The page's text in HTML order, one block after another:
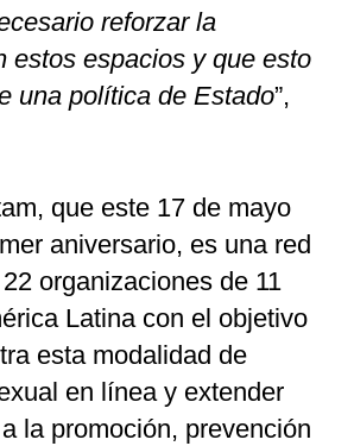
reforzar la
estos espacios y que esto
una política de Estado”,
que este 17 de mayo
aniversario, es una red
organizaciones de 11
Latina con el objetivo
esta modalidad de
en línea y extender
la promoción, prevención